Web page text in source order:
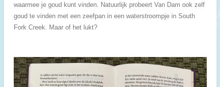
waarmee je goud kunt vinden. Natuurlijk probeert Van Dam ook zelf
goud te vinden met een zeefpan in een waterstroompje in South
Fork Creek. Maar of het lukt?